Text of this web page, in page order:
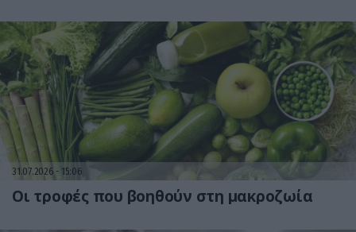
31.07.2026 15:06
Οι τροφές που βοηθούν στη μακροζωία